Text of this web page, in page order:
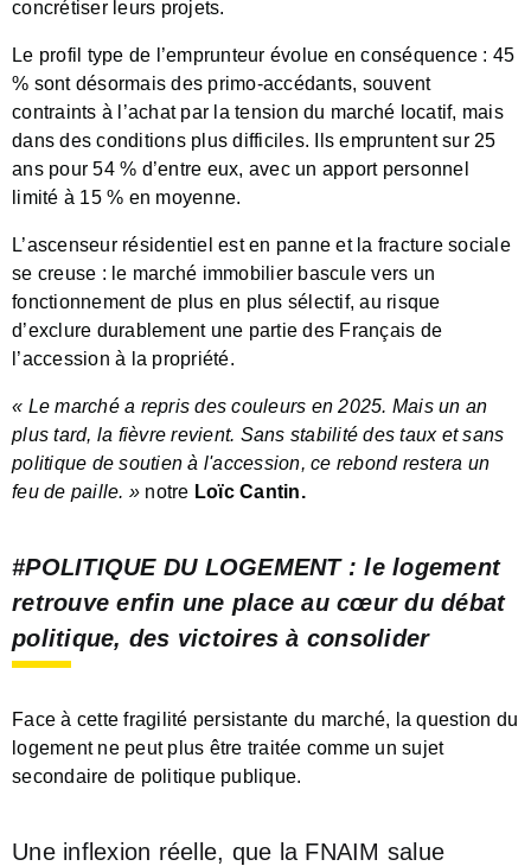
concrétiser leurs projets.
Le profil type de l’emprunteur évolue en conséquence : 45
% sont désormais des primo-accédants, souvent
contraints à l’achat par la tension du marché locatif, mais
dans des conditions plus difficiles. Ils empruntent sur 25
ans pour 54 % d’entre eux, avec un apport personnel
limité à 15 % en moyenne.
L’ascenseur résidentiel est en panne et la fracture sociale
se creuse : le marché immobilier bascule vers un
fonctionnement de plus en plus sélectif, au risque
d’exclure durablement une partie des Français de
l’accession à la propriété.
« Le marché a repris des couleurs en 2025. Mais un an
plus tard, la fièvre revient. Sans stabilité des taux et sans
politique de soutien à l'accession, ce rebond restera un
feu de paille. » notre Loïc Cantin.
#POLITIQUE DU LOGEMENT : le logement
retrouve enfin une place au cœur du débat
politique, des victoires à consolider
Face à cette fragilité persistante du marché, la question du
logement ne peut plus être traitée comme un sujet
secondaire de politique publique.
Une inflexion réelle, que la FNAIM salue